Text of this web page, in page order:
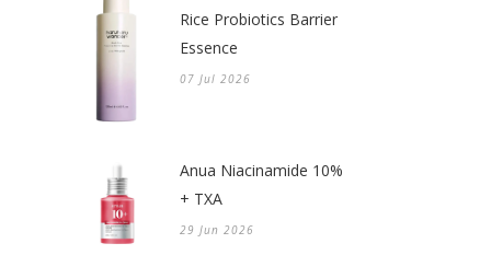
Rice Probiotics Barrier
Essence
07 Jul 2026
Anua Niacinamide 10%
+ TXA
29 Jun 2026